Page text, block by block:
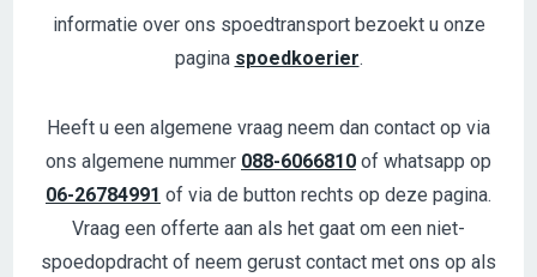
informatie over ons spoedtransport bezoekt u onze
pagina spoedkoerier.
Heeft u een algemene vraag neem dan contact op via
ons algemene nummer 088-6066810 of whatsapp op
06-26784991 of via de button rechts op deze pagina.
Vraag een offerte aan als het gaat om een niet-
spoedopdracht of neem gerust contact met ons op als